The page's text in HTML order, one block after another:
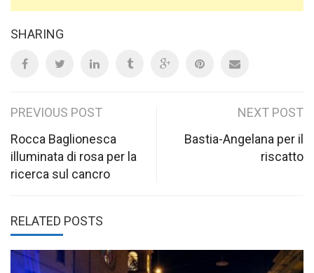
SHARING
Post
navigation
PREVIOUS POST
Rocca Baglionesca
illuminata di rosa per la
ricerca sul cancro
NEXT POST
Bastia-Angelana per il
riscatto
RELATED POSTS